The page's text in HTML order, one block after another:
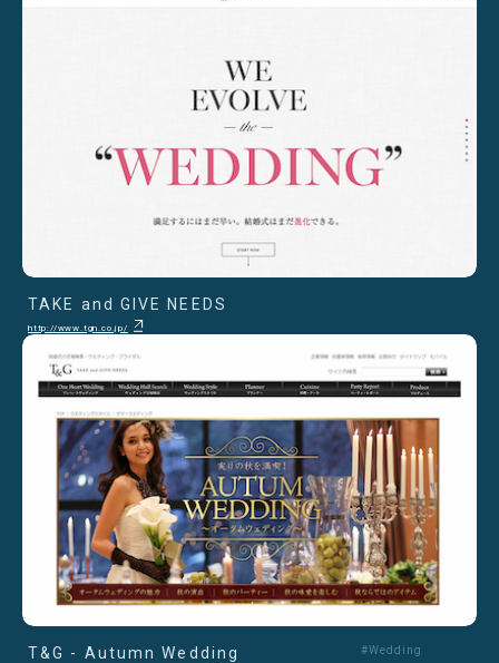
TAKE and GIVE NEEDS
http://www.tgn.co.jp/
T&G - Autumn Wedding #Wedding